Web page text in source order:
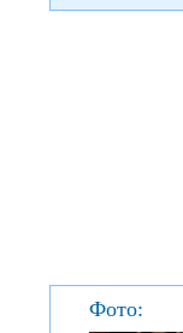
Фото: